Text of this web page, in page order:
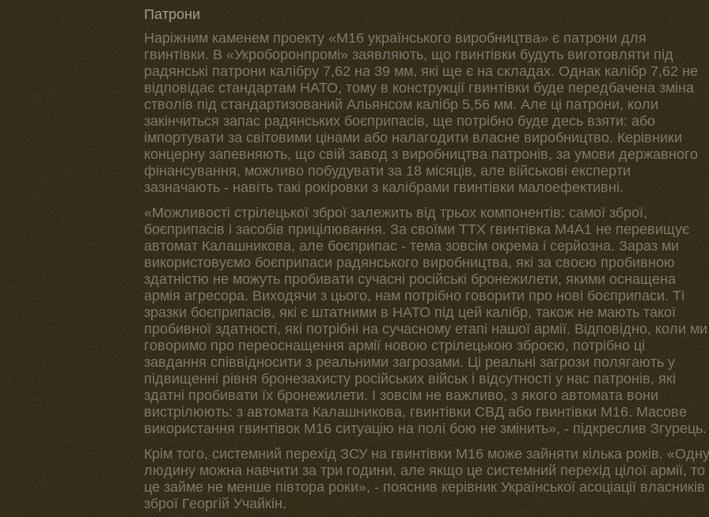
Патрони
Наріжним каменем проекту «М16 українського виробництва» є патрони для
гвинтівки. В «Укроборонпромі» заявляють, що гвинтівки будуть виготовляти під
радянські патрони калібру 7,62 на 39 мм, які ще є на складах. Однак калібр 7,62 не
відповідає стандартам НАТО, тому в конструкції гвинтівки буде передбачена зміна
стволів під стандартизований Альянсом калібр 5,56 мм. Але ці патрони, коли
закінчиться запас радянських боєприпасів, ще потрібно буде десь взяти: або
імпортувати за світовими цінами або налагодити власне виробництво. Керівники
концерну запевняють, що свій завод з виробництва патронів, за умови державного
фінансування, можливо побудувати за 18 місяців, але військові експерти
зазначають - навіть такі рокіровки з калібрами гвинтівки малоефективні.
«Можливості стрілецької зброї залежить від трьох компонентів: самої зброї,
боєприпасів і засобів прицілювання. За своїми ТТХ гвинтівка М4А1 не перевищує
автомат Калашникова, але боєприпас - тема зовсім окрема і серйозна. Зараз ми
використовуємо боєприпаси радянського виробництва, які за своєю пробивною
здатністю не можуть пробивати сучасні російські бронежилети, якими оснащена
армія агресора. Виходячи з цього, нам потрібно говорити про нові боєприпаси. Ті
зразки боєприпасів, які є штатними в НАТО під цей калібр, також не мають такої
пробивної здатності, які потрібні на сучасному етапі нашої армії. Відповідно, коли ми
говоримо про переоснащення армії новою стрілецькою зброєю, потрібно ці
завдання співвідносити з реальними загрозами. Ці реальні загрози полягають у
підвищенні рівня бронезахисту російських військ і відсутності у нас патронів, які
здатні пробивати їх бронежилети. І зовсім не важливо, з якого автомата вони
вистрілюють: з автомата Калашникова, гвинтівки СВД або гвинтівки М16. Масове
використання гвинтівок М16 ситуацію на полі бою не змінить», - підкреслив Згурець.
Крім того, системний перехід ЗСУ на гвинтівки М16 може зайняти кілька років. «Одну
людину можна навчити за три години, але якщо це системний перехід цілої армії, то
це займе не менше півтора роки», - пояснив керівник Української асоціації власників
зброї Георгій Учайкін.